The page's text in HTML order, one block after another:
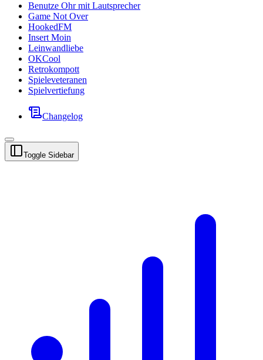
Benutze Ohr mit Lautsprecher
Game Not Over
HookedFM
Insert Moin
Leinwandliebe
OKCool
Retrokompott
Spieleveteranen
Spielvertiefung
Changelog
Toggle Sidebar